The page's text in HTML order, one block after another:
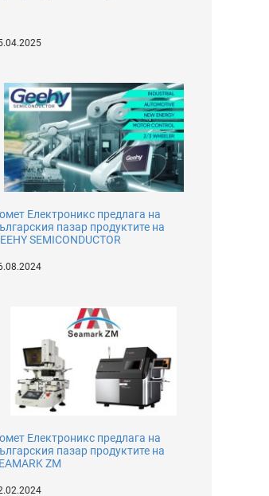
Електроникс предлага на
пазар продуктите на
SEMICONDUCTOR
Електроникс предлага на
пазар продуктите на
ZM